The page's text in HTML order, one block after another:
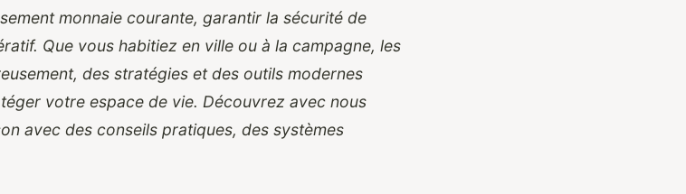
monnaie courante, garantir la sécurité de
Que vous habitiez en ville ou à la campagne, les
des stratégies et des outils modernes
votre espace de vie. Découvrez avec nous
avec des conseils pratiques, des systèmes